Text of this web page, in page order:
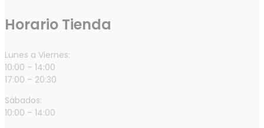
Horario Tienda
Lunes a Viernes:
10:00 – 14:00
17:00 – 20:30
Sábados:
10:00 – 14:00